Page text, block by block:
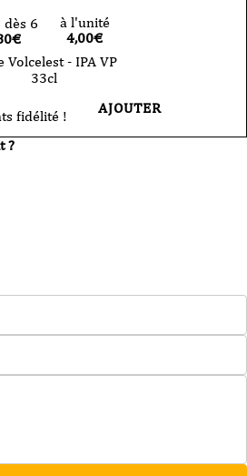
dès 6
à l'unité
4,00€
Volcelest - IPA VP
33cl
fidélité ! AJOUTER
?